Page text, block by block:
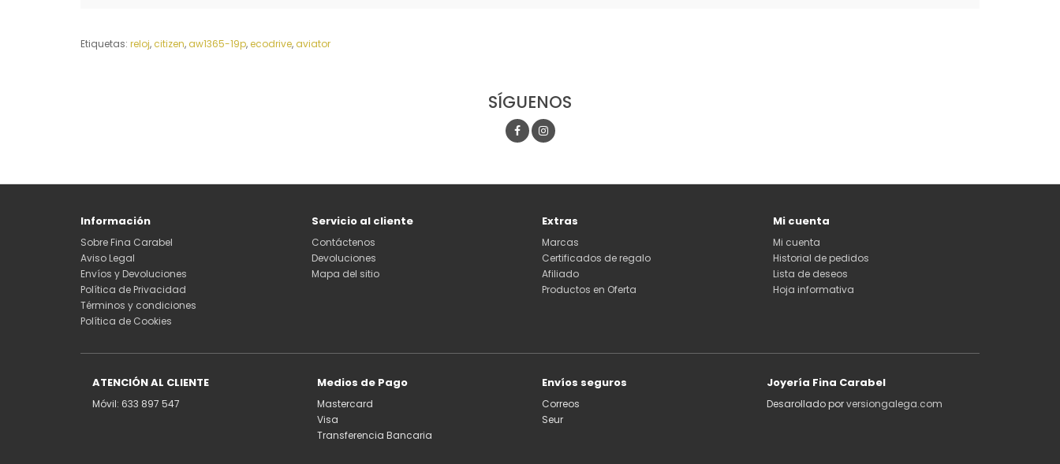
Etiquetas: reloj, citizen, aw1365-19p,ecodrive, aviator
SÍGUENOS
Información
Sobre Fina Carabel
Aviso Legal
Envíos y Devoluciones
Política de Privacidad
Términos y condiciones
Política de Cookies
Servicio al cliente
Contáctenos
Devoluciones
Mapa del sitio
Extras
Marcas
Certificados de regalo
Afiliado
Productos en Oferta
Mi cuenta
Mi cuenta
Historial de pedidos
Lista de deseos
Hoja informativa
ATENCIÓN AL CLIENTE
Móvil: 633 897 547
Medios de Pago
Mastercard
Visa
Transferencia Bancaria
Envíos seguros
Correos
Seur
Joyería Fina Carabel
Desarollado porversiongalega.com